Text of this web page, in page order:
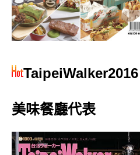
TaipeiWalker2016
美味餐廳代表